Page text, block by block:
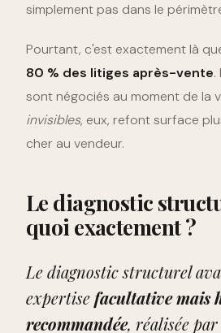
simplement pas dans le
Pourtant, c'est exactement là
80 % des litiges après-vente.
sont négociés au moment de la
invisibles, eux, refont surface
cher au vendeur.
Le diagnostic
quoi exactement ?
Le diagnostic structurel
expertisefacultative mais
recommandée, réalisée